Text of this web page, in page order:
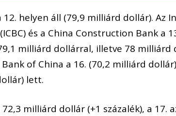
12. helyen áll (79,9 milliárd dollár). Az
és a China Construction Bank a
milliárd dollárral, illetve 78 milliárd
of China a 16. (70,2 milliárd
lett.
72,3 milliárd dollár (+1 százalék), a 17.